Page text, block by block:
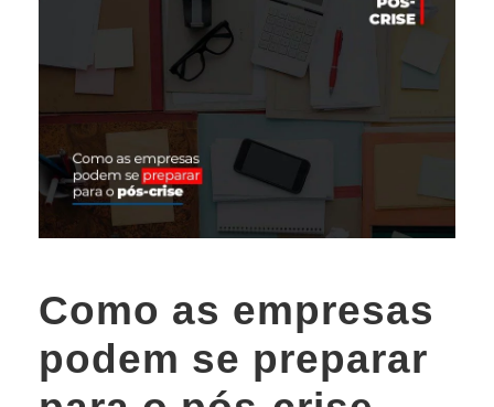
Como as empresas
podem se preparar